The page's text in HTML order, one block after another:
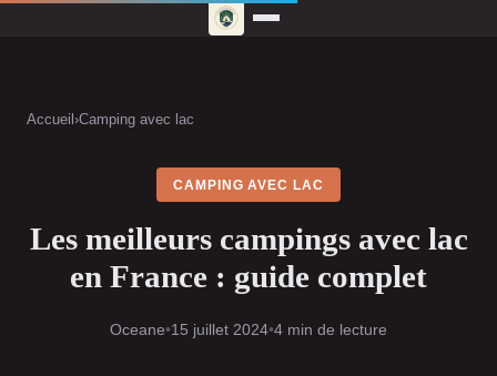
Accueil ›Camping avec lac
CAMPING AVEC LAC
Les meilleurs campings avec lac
en France : guide complet
Oceane•15 juillet 2024•4 min de lecture